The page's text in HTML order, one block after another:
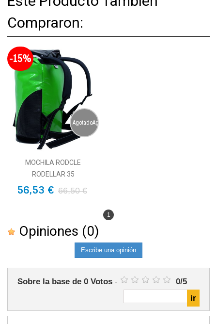
Compraron:
AgotadoAgotado
-15%
MOCHILA RODCLE
RODELLAR 35
56,53 € 66,50 €
1
Opiniones (0)
Escribe una opinión
Sobre la base de 0 Votos - 0/5